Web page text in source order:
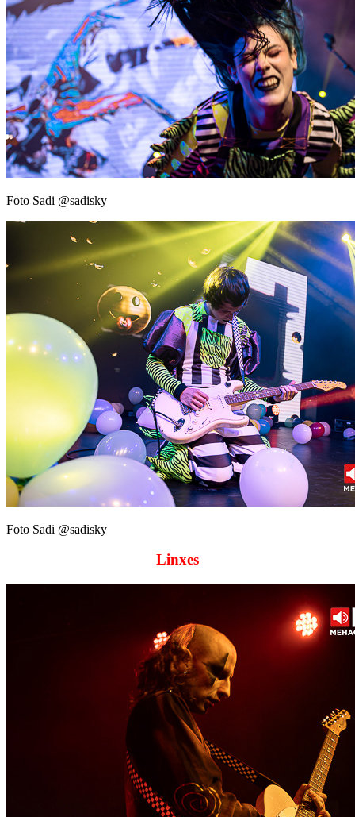
Foto Sadi @sadisky
Foto Sadi @sadisky
Linxes